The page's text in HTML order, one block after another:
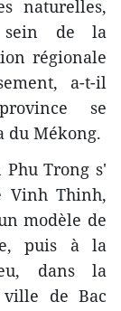
naturelles,
sein de la
régionale
a-t-il
se
du Mékong.
Trong s'​
Vinh Thinh,
modèle de
puis à la
dans la
ville de Bac